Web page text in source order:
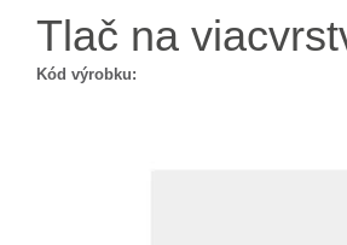
Tlač na
Kód výrobku: